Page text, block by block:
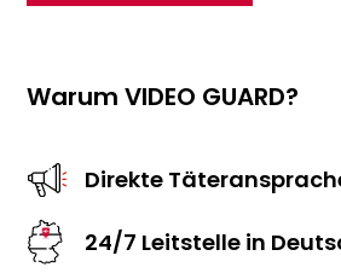
Warum VIDEO GUARD?
Direkte
24/7 Leitstelle in